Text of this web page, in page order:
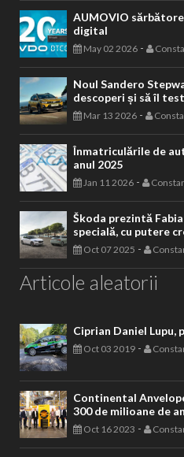
AUMOVIO
digital
May 02 2026 -
Noul Sandero
descoperi și să îl
Mar 13 2026 -
Înmatriculările de
anul 2025
Jan 11 2026 -
Škoda prezintă
specială, cu putere
Oct 07 2025 -
Articole aleatorii
Ciprian Daniel Lupu,
Oct 03 2019 -
Continental
300 de milioane de
Oct 16 2023 -